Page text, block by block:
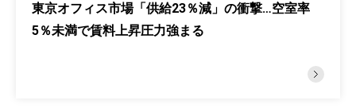
東京オフィス市場「供給23％減」の衝撃…空室率
5％未満で賃料上昇圧力強まる